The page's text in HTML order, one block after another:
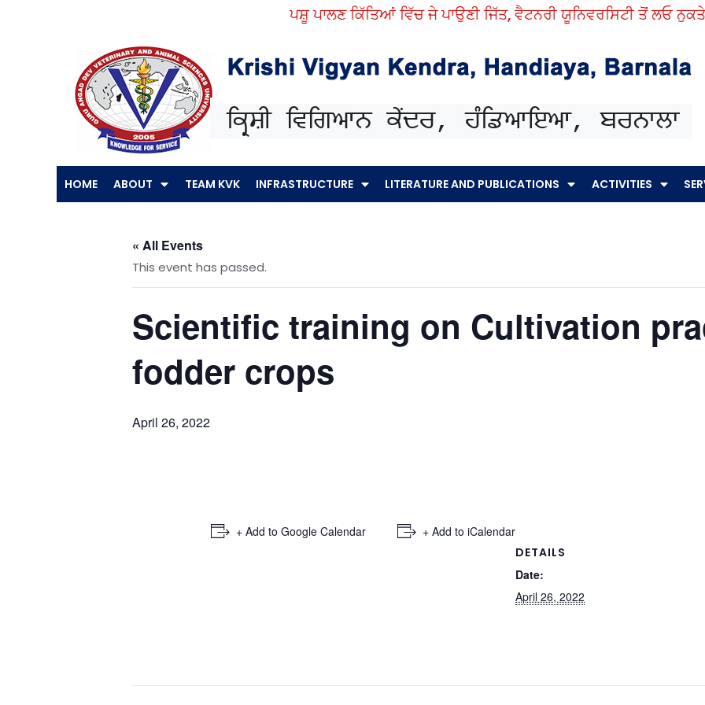
ਪਸ਼ੂ ਪਾਲਣ ਕਿੱਤਿਆਂ ਵਿੱਚ ਜੇ ਪਾਉਣੀ ਜਿੱਤ, ਵੈਟਨਰੀ ਯੂਨਿਵਰਸਿਟੀ ਤੋਂ ਲਓ ਨੁਕਤੇ
HOME ABOUT TEAM KVK INFRASTRUCTURE LITERATURE AND PUBLICATIONS ACTIVITIES
« All Events
This event has passed.
Scientific training on Cultivation
fodder crops
April 26, 2022
+ Add to Google Calendar
+ Add to iCalendar
DETAILS
Date:
April 26, 2022